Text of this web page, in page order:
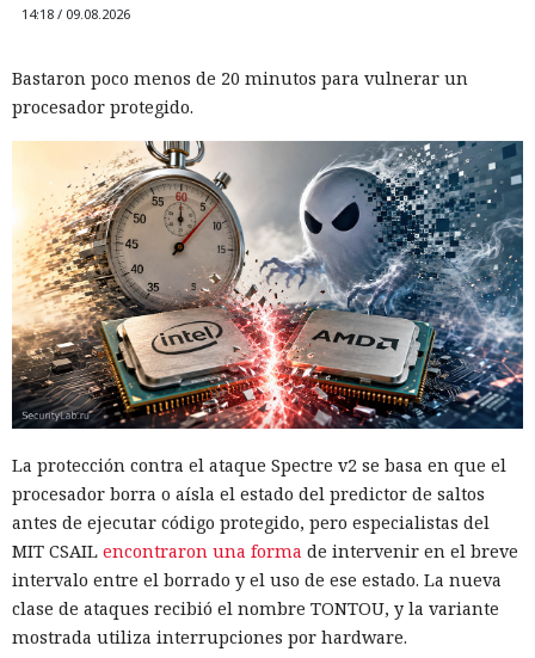
14:18 / 09.08.2026
Bastaron poco menos de 20 minutos para vulnerar un
procesador protegido.
La protección contra el ataque Spectre v2 se basa en que el
procesador borra o aísla el estado del predictor de saltos
antes de ejecutar código protegido, pero especialistas del
MIT CSAIL encontraron una forma de intervenir en el breve
intervalo entre el borrado y el uso de ese estado. La nueva
clase de ataques recibió el nombre TONTOU, y la variante
mostrada utiliza interrupciones por hardware.